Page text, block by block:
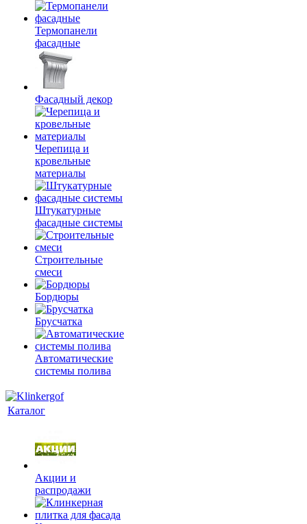
Термопанели
фасадные
Фасадный декор
Черепица и
кровельные
материалы
Штукатурные
фасадные системы
Строительные
смеси
Бордюры
Брусчатка
Автоматические
системы полива
Каталог
Акции и
распродажи